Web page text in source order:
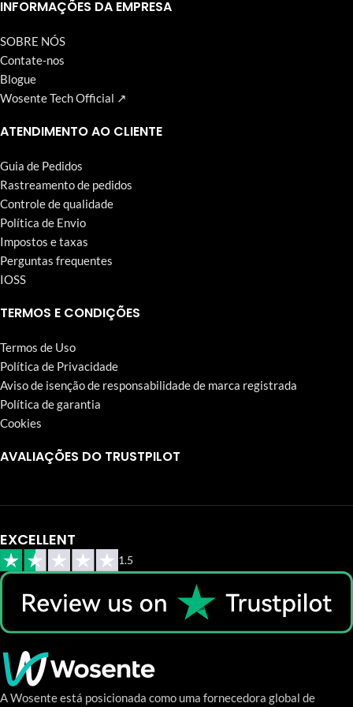
Wosente-tech vem perseguindo incansavelmente.
INFORMAÇÕES DA EMPRESA
SOBRE NÓS
Contate-nos
Blogue
Wosente Tech Official ↗
ATENDIMENTO AO CLIENTE
Guia de Pedidos
Rastreamento de pedidos
Controle de qualidade
Política de Envio
Impostos e taxas
Perguntas frequentes
IOSS
TERMOS E CONDIÇÕES
Termos de Uso
Política de Privacidade
Aviso de isenção de responsabilidade de marca registrada
Política de garantia
Cookies
AVALIAÇÕES DO TRUSTPILOT
EXCELLENT
1.5
A Wosente está posicionada como uma fornecedora global de